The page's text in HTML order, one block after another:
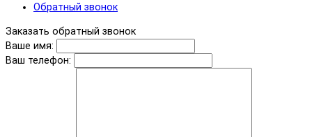
Обратный звонок
Заказать обратный звонок
Ваше имя:
Ваш телефон: